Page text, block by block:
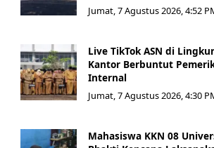
Jumat, 7 Agustus 2026, 4:52
Live TikTok ASN di
Kantor Berbuntut
Internal
Jumat, 7 Agustus 2026, 4:30
Mahasiswa KKN 08